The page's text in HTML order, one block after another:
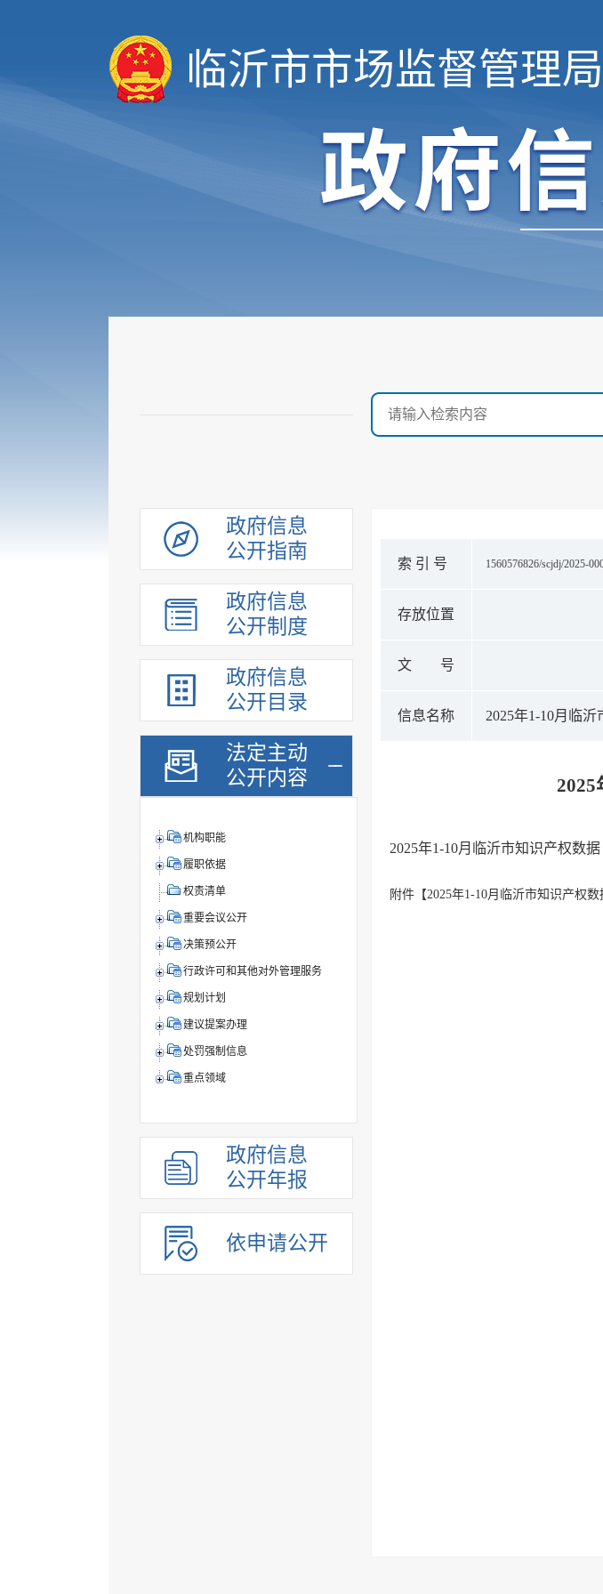
临沂市市场监督管理局
政府信息
公开指南
政府信息
公开制度
政府信息
公开目录
法定主动
公开内容
机构职能
履职依据
权责清单
重要会议公开
决策预公开
行政许可和其他对外管理服务
规划计划
建议提案办理
处罚强制信息
重点领域
政府信息
公开年报
依申请公开
索 引 号 1560576826/scjdj/2025-
存放位置
文 号
信息名称 2025年1-10月临
2025
2025年1-10月临沂市知识产权数据
附件【2025年1-10月临沂市知识产权数